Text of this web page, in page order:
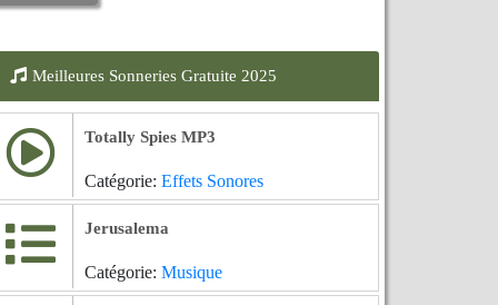
Meilleures Sonneries Gratuite 2025
Totally Spies MP3
Catégorie: Effets Sonores
Jerusalema
Catégorie: Musique